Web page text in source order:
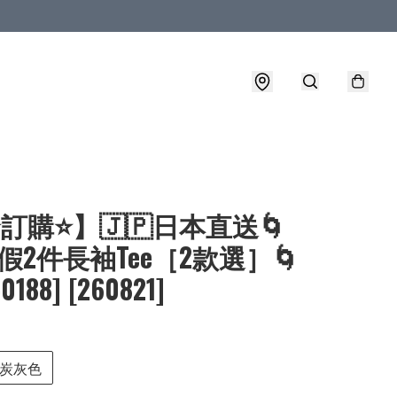
訂購⭐】🇯🇵日本直送🌀
2件長袖Tee［2款選］🌀
[260821]
炭灰色